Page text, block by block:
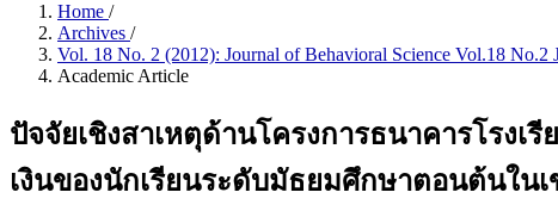
Home /
Archives /
Vol. 18 No. 2 (2012): Journal of Behavioral Science Vol.18 No.2
Academic Article
ปัจจัยเชิงสาเหตุด้านโครงการธนาคารโรง
เงินของนักเรียนระดับมัธยมศึกษาตอนต้นใน